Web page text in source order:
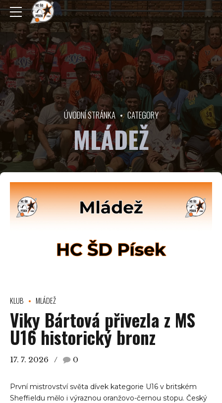
ÚVODNÍ STRÁNKA CATEGORY
MLÁDEŽ
KLUB MLÁDEŽ
Viky Bártová přivezla z MS
U16 historický bronz
17. 7. 2026 0
První mistrovství světa dívek kategorie U16 v britském
Sheffieldu mělo i výraznou oranžovo-černou stopu. Český